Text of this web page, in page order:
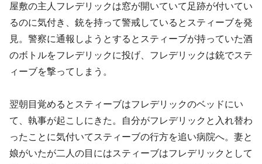
屋敷の主人フレデリックは窓が開いていて足跡が付いてい
るのに気付き、銃を持って警戒しているとスティーブを発
見。警察に通報しようとするとスティーブが持っていた酒
のボトルをフレデリックに投げ、フレデリックは銃でステ
ィーブを撃ってしまう。
翌朝目覚めるとスティーブはフレデリックのベッドにい
て、執事が起こしにきた。自分がフレデリックと入れ替わ
ったことに気付いてスティーブの行方を追い病院へ。妻と
娘がいたが二人の目にはスティーブはフレデリックとして